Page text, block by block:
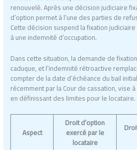
renouvelé. Après une décision judiciaire
d’option permet à l’une des parties de
Cette décision suspend la fixation
à une indemnité d’occupation.
Dans cette situation, la demande de
caduque, et l’indemnité rétroactive
compter de la date d’échéance du bail
récemment par la Cour de cassation, vise
en définissant des limites pour le locataire.
Aspect
Droit d’option
exercé par le
locataire